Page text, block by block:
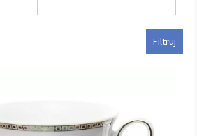
Filtruj